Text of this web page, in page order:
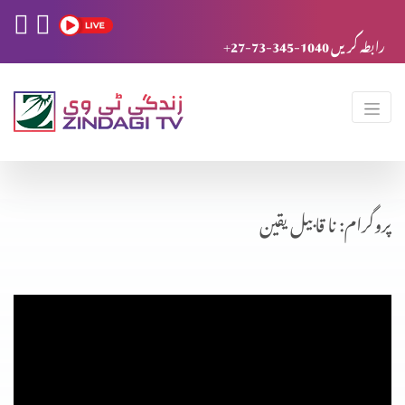
+27-73-345-1040 رابطہ کریں
پروگرام: نا قابیل یقین